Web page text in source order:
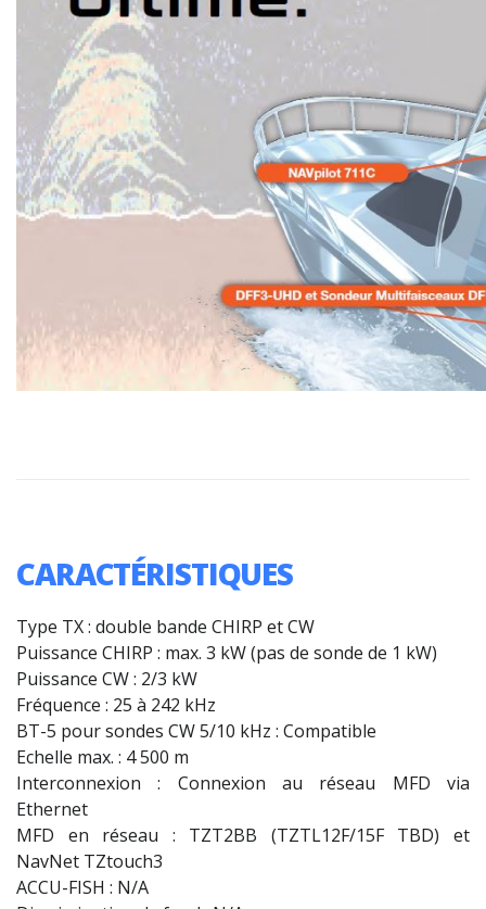
CARACTÉRISTIQUES
Type TX : double bande CHIRP et CW
Puissance CHIRP : max. 3 kW (pas de sonde de 1 kW)
Puissance CW : 2/3 kW
Fréquence : 25 à 242 kHz
BT-5 pour sondes CW 5/10 kHz : Compatible
Echelle max. : 4 500 m
Interconnexion : Connexion au réseau MFD via
Ethernet
MFD en réseau : TZT2BB (TZTL12F/15F TBD) et
NavNet TZtouch3
ACCU-FISH : N/A